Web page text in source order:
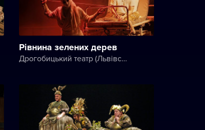
Рівнина зелених дерев
Дрогобицький театр (Львівський академічний обласний музично-драматичний театр імені Юрія Дрогобича)